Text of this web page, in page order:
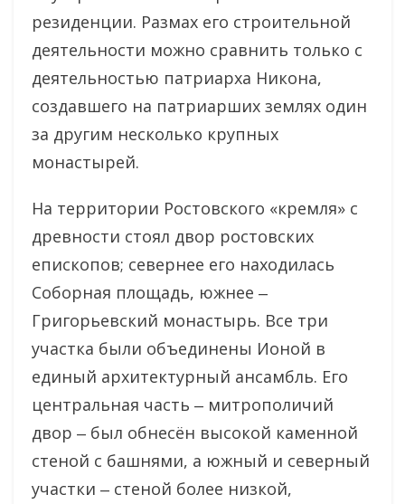
резиденции. Размах его строительной
деятельности можно сравнить только с
деятельностью патриарха Никона,
создавшего на патриарших землях один
за другим несколько крупных
монастырей.
На территории Ростовского «кремля» с
древности стоял двор ростовских
епископов; севернее его находилась
Соборная площадь, южнее ‒
Григорьевский монастырь. Все три
участка были объединены Ионой в
единый архитектурный ансамбль. Его
центральная часть ‒ митрополичий
двор ‒ был обнесён высокой каменной
стеной с башнями, а южный и северный
участки ‒ стеной более низкой,